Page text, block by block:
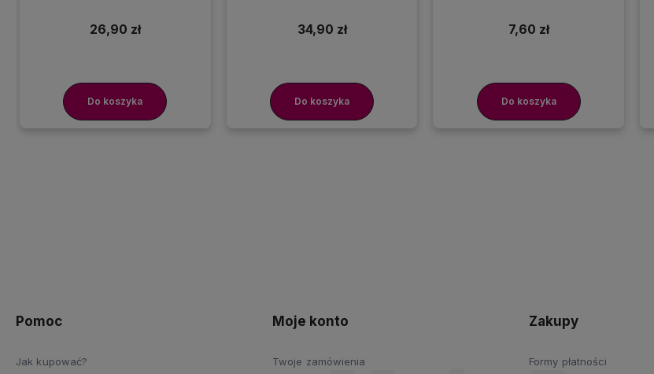
26,90 zł
Do koszyka
34,90 zł
Do koszyka
7,60 zł
Do koszyka
Pomoc
Jak kupować?
Moje konto
Twoje zamówienia
Zakupy
Formy płatności